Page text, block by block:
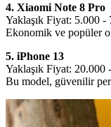
4. Xiaomi Note 8 Pro
Yaklaşık Fiyat: 5.000 -
Ekonomik ve popüler
5. iPhone 13
Yaklaşık Fiyat: 20.000
Bu model, güvenilir